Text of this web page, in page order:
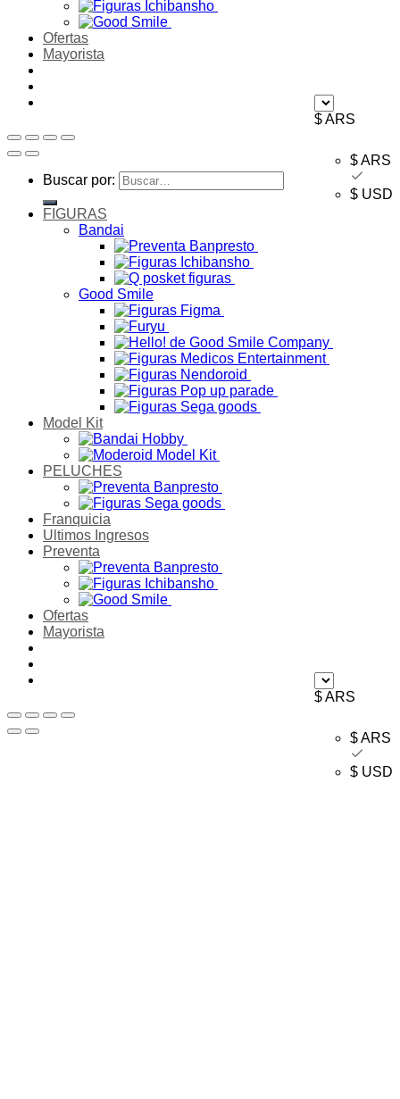
Ofertas
Mayorista
$ ARS
$ ARS
$ USD
Buscar por:
FIGURAS
Bandai
Good Smile
Model Kit
PELUCHES
Franquicia
Ultimos Ingresos
Preventa
Ofertas
Mayorista
$ ARS
$ ARS
$ USD